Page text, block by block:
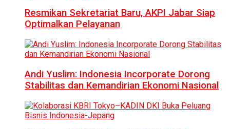
Resmikan Sekretariat Baru, AKPI Jabar Siap
Optimalkan Pelayanan
Andi Yuslim: Indonesia Incorporate Dorong
Stabilitas dan Kemandirian Ekonomi Nasional